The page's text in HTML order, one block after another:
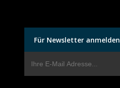
Für Newsletter anmelden